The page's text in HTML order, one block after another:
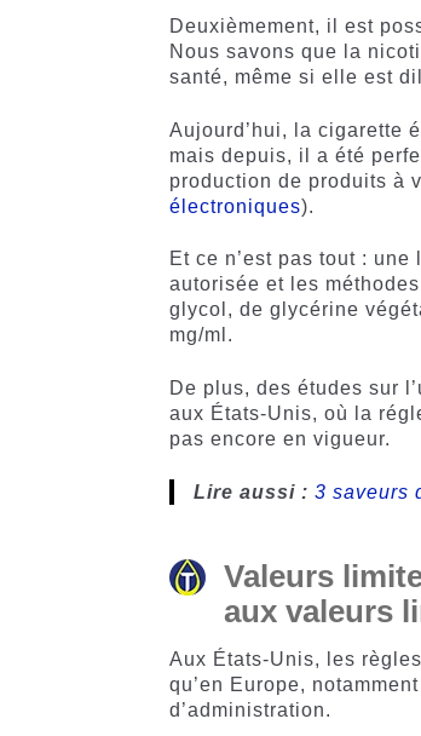
Deuxièmement, il est
Nous savons que la
santé, même si elle est
Aujourd’hui, la cigarette
mais depuis, il a été
production de produits à
électroniques).
Et ce n’est pas tout :
autorisée et les
glycol, de glycérine
mg/ml.
De plus, des études sur
aux États-Unis, où la
pas encore en vigueur.
Lire aussi : 3 saveurs
Valeurs
aux valeurs
Aux États-Unis, les
qu’en Europe,
d’administration.